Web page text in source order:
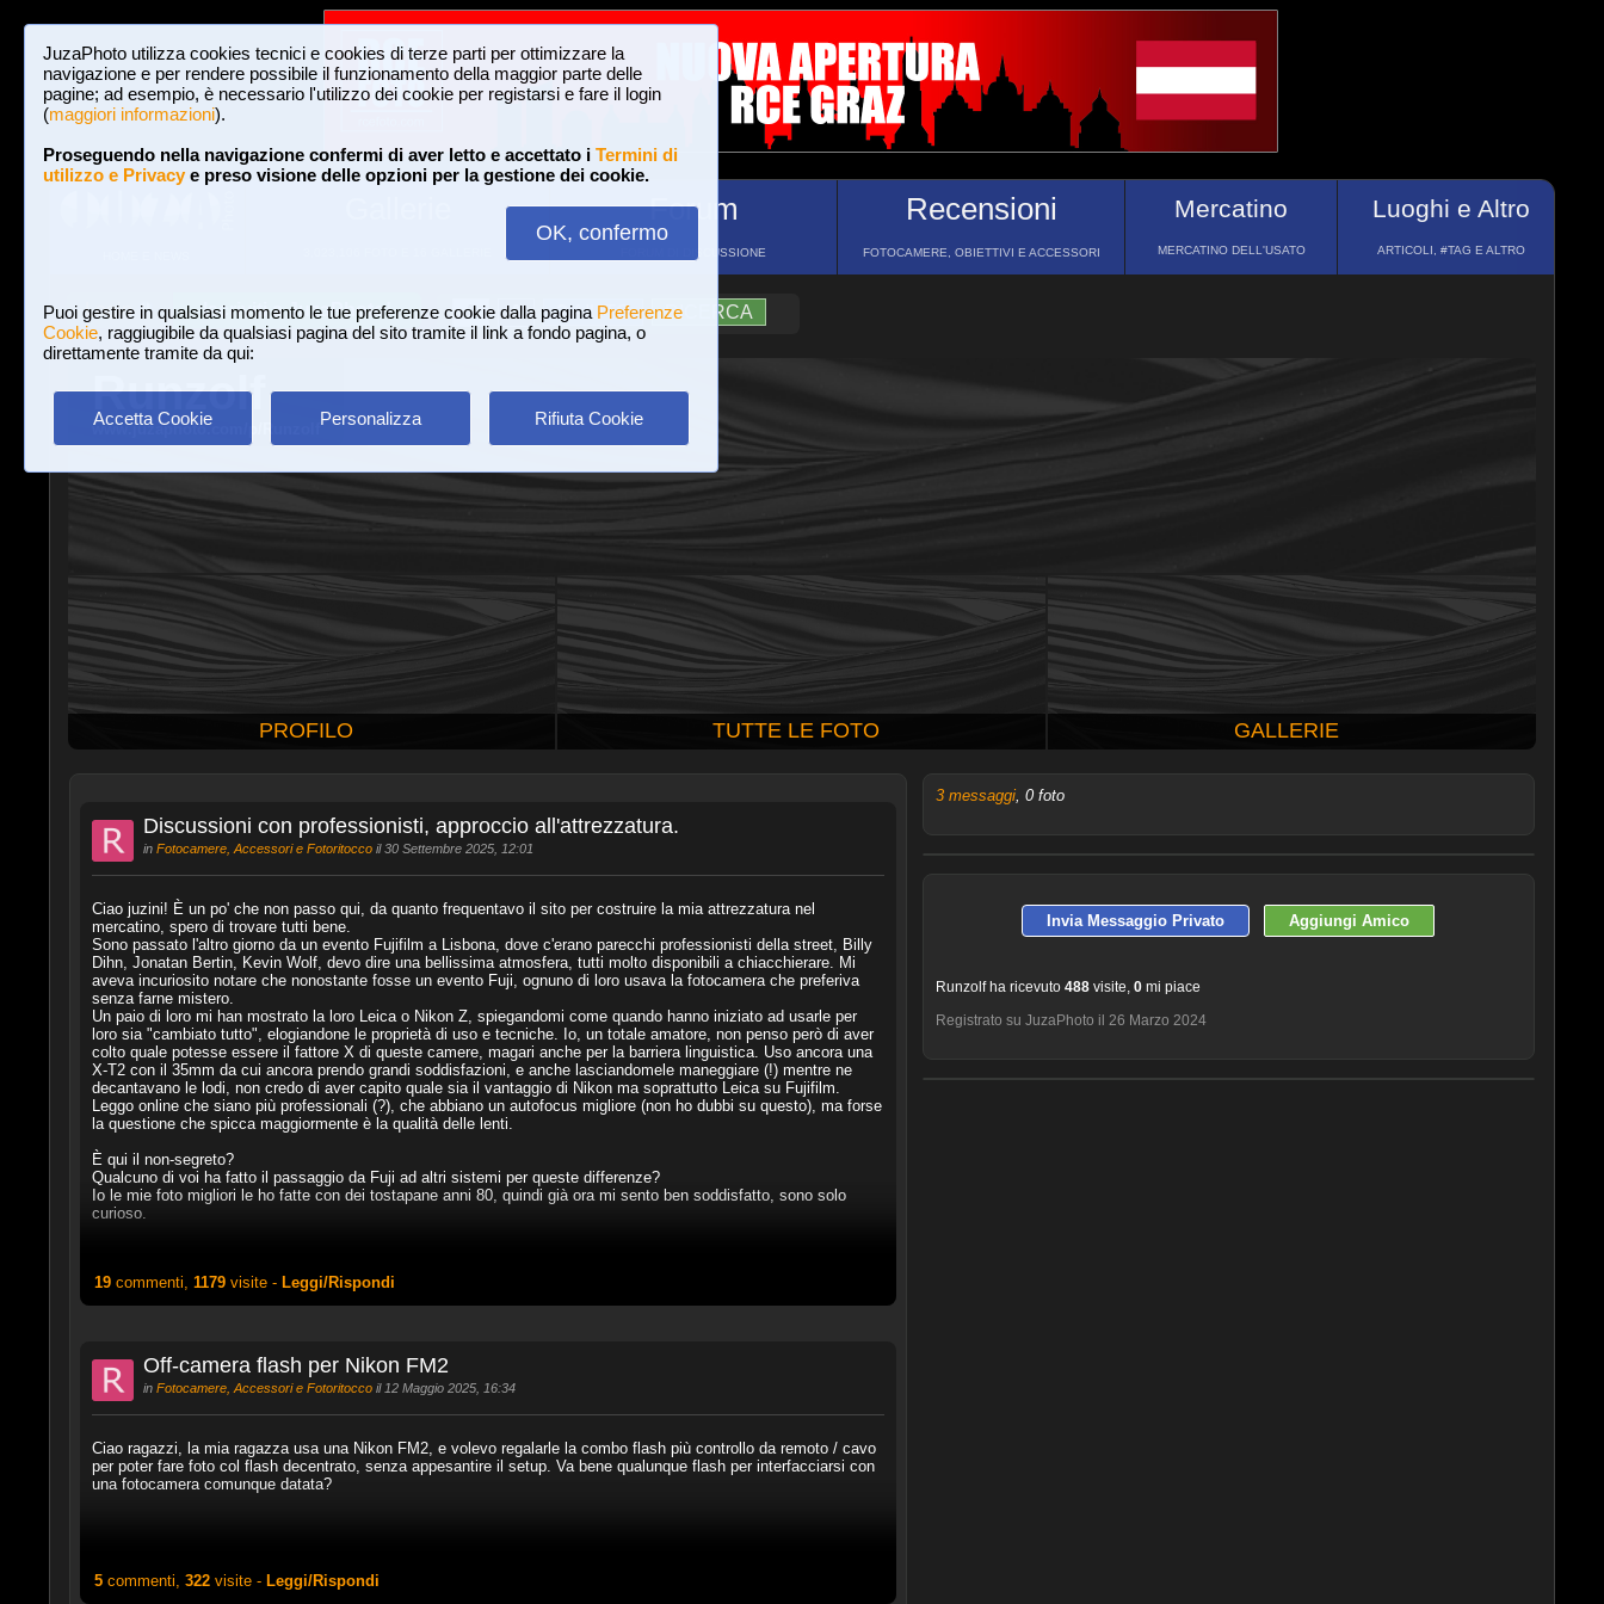
JuzaPhoto utilizza cookies tecnici e cookies di terze parti per ottimizzare la
navigazione e per rendere possibile il funzionamento della maggior parte delle
pagine; ad esempio, è necessario l'utilizzo dei cookie per registarsi e fare il login
(maggiori informazioni).
Proseguendo nella navigazione confermi di aver letto e accettato i Termini di
utilizzo e Privacye preso visione delle opzioni per la gestione dei cookie.
OK, confermo
Puoi gestire in qualsiasi momento le tue preferenze cookie dalla pagina Preferenze
Cookie, raggiugibile da qualsiasi pagina del sito tramite il link a fondo pagina, o
direttamente tramite da qui:
Accetta Cookie Personalizza Rifiuta Cookie
Forum
FORUM DI DISCUSSIONE
Recensioni
FOTOCAMERE, OBIETTIVI E ACCESSORI
Mercatino
MERCATINO DELL'USATO
Luoghi e Altro
ARTICOLI, #TAG E ALTRO
Login Iscriviti a JuzaPhoto! A A ?AIUTO RICERCA
Runzolf
www.juzaphoto.com/p/Runzolf
PROFILO TUTTE LE FOTO GALLERIE
Discussioni con professionisti, approccio all'attrezzatura.
in Fotocamere, Accessori e Fotoritoccoil 30 Settembre 2025, 12:01
Ciao juzini! È un po' che non passo qui, da quanto frequentavo il sito per costruire la mia attrezzatura nel
mercatino, spero di trovare tutti bene.
Sono passato l'altro giorno da un evento Fujifilm a Lisbona, dove c'erano parecchi professionisti della street, Billy
Dihn, Jonatan Bertin, Kevin Wolf, devo dire una bellissima atmosfera, tutti molto disponibili a chiacchierare. Mi
aveva incuriosito notare che nonostante fosse un evento Fuji, ognuno di loro usava la fotocamera che preferiva
senza farne mistero.
Un paio di loro mi han mostrato la loro Leica o Nikon Z, spiegandomi come quando hanno iniziato ad usarle per
loro sia "cambiato tutto", elogiandone le proprietà di uso e tecniche. Io, un totale amatore, non penso però di aver
colto quale potesse essere il fattore X di queste camere, magari anche per la barriera linguistica. Uso ancora una
X-T2 con il 35mm da cui ancora prendo grandi soddisfazioni, e anche lasciandomele maneggiare (!) mentre ne
decantavano le lodi, non credo di aver capito quale sia il vantaggio di Nikon ma soprattutto Leica su Fujifilm.
Leggo online che siano più professionali (?), che abbiano un autofocus migliore (non ho dubbi su questo), ma forse
la questione che spicca maggiormente è la qualità delle lenti.
È qui il non-segreto?
Qualcuno di voi ha fatto il passaggio da Fuji ad altri sistemi per queste differenze?
Io le mie foto migliori le ho fatte con dei tostapane anni 80, quindi già ora mi sento ben soddisfatto, sono solo
curioso.
19commenti, 1179visite - Leggi/Rispondi
Off-camera flash per Nikon FM2
in Fotocamere, Accessori e Fotoritoccoil 12 Maggio 2025, 16:34
Ciao ragazzi, la mia ragazza usa una Nikon FM2, e volevo regalarle la combo flash più controllo da remoto / cavo
per poter fare foto col flash decentrato, senza appesantire il setup. Va bene qualunque flash per interfacciarsi con
una fotocamera comunque datata?
5commenti, 322visite - Leggi/Rispondi
3 messaggi, 0 foto
ULTIME 10 FOTO PUBBLICATE
Invia Messaggio Privato Aggiungi Amico
Runzolf ha ricevuto 488visite, 0mi piace
Registrato su JuzaPhoto il 26 Marzo 2024